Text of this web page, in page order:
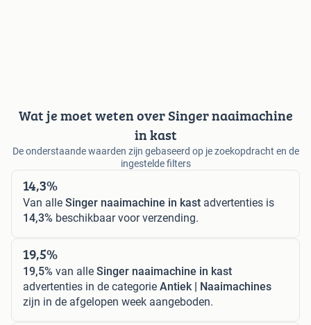
Wat je moet weten over Singer naaimachine
in kast
De onderstaande waarden zijn gebaseerd op je zoekopdracht en de
ingestelde filters
14,3%
Van alle Singer naaimachine in kast advertenties is
14,3% beschikbaar voor verzending.
19,5%
19,5% van alle Singer naaimachine in kast
advertenties in de categorie Antiek | Naaimachines
zijn in de afgelopen week aangeboden.